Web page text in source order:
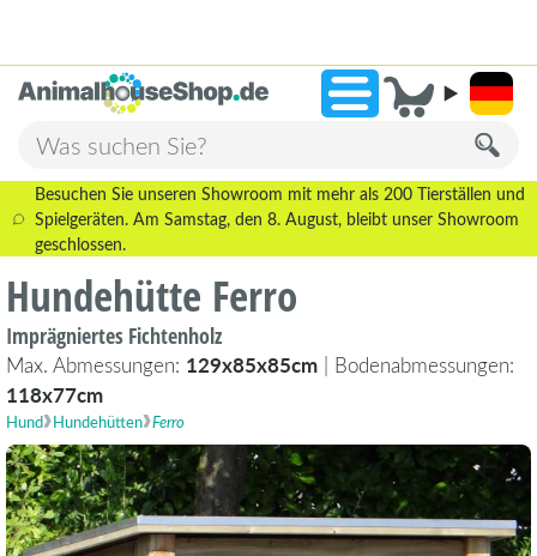
»2.236 Bewertungen!
Besuchen Sie unseren Showroom mit mehr als 200 Tierställen und
Spielgeräten. Am Samstag, den 8. August, bleibt unser Showroom
geschlossen.
Hundehütte Ferro
Imprägniertes Fichtenholz
Max. Abmessungen: 129x85x85cm | Bodenabmessungen:
118x77cm
Hund Hundehütten Ferro